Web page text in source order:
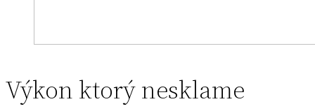
Výkon ktorý nesklame